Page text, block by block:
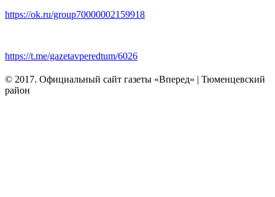
https://ok.ru/group70000002159918
https://t.me/gazetavperedtum/6026
© 2017. Официальный сайт газеты «Вперед» | Тюменцевский
район